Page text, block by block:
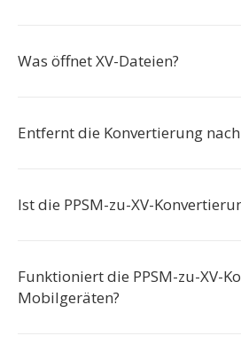
Was öffnet XV-Dateien?
Entfernt die Konvertierung nach
Ist die PPSM-zu-XV-
Funktioniert die PPSM-zu-XV-
Mobilgeräten?